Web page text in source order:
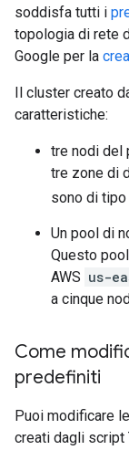
soddisfa tutti i
topologia di rete
Google per la
Il cluster creato
caratteristiche:
tre nodi del
tre zone di
sono di tipo
Un pool di
Questo
AWS us-
a cinque
Come
predefiniti
Puoi modificare
creati dagli script